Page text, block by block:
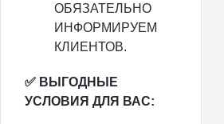
ОБЯЗАТЕЛЬНО
ИНФОРМИРУЕМ
КЛИЕНТОВ.
✅ ВЫГОДНЫЕ
УСЛОВИЯ ДЛЯ ВАС: